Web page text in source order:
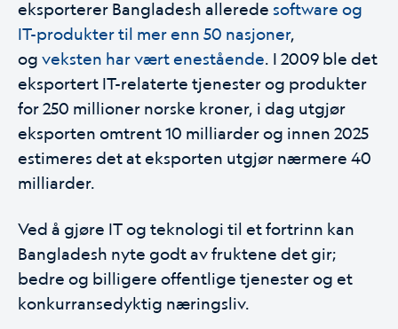
eksporterer Bangladesh allerede software og
IT-produkter til mer enn 50 nasjoner,
og veksten har vært enestående. I 2009 ble det
eksportert IT-relaterte tjenester og produkter
for 250 millioner norske kroner, i dag utgjør
eksporten omtrent 10 milliarder og innen 2025
estimeres det at eksporten utgjør nærmere 40
milliarder.
Ved å gjøre IT og teknologi til et fortrinn kan
Bangladesh nyte godt av fruktene det gir;
bedre og billigere offentlige tjenester og et
konkurransedyktig næringsliv.